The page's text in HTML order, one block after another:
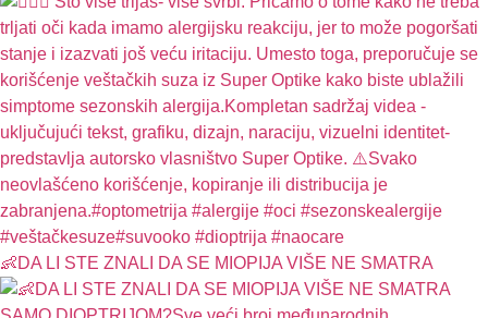
👶DA LI STE ZNALI DA SE MIOPIJA VIŠE NE SMATRA